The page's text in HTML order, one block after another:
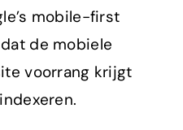
mobile-first
de mobiele
voorrang krijgt